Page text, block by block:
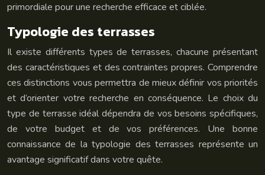
primordiale pour une recherche efficace et ciblée.
Typologie des terrasses
Il existe différents types de terrasses, chacune présentant
des caractéristiques et des contraintes propres. Comprendre
ces distinctions vous permettra de mieux définir vos priorités
et d’orienter votre recherche en conséquence. Le choix du
type de terrasse idéal dépendra de vos besoins spécifiques,
de votre budget et de vos préférences. Une bonne
connaissance de la typologie des terrasses représente un
avantage significatif dans votre quête.